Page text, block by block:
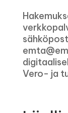
Vero- ja